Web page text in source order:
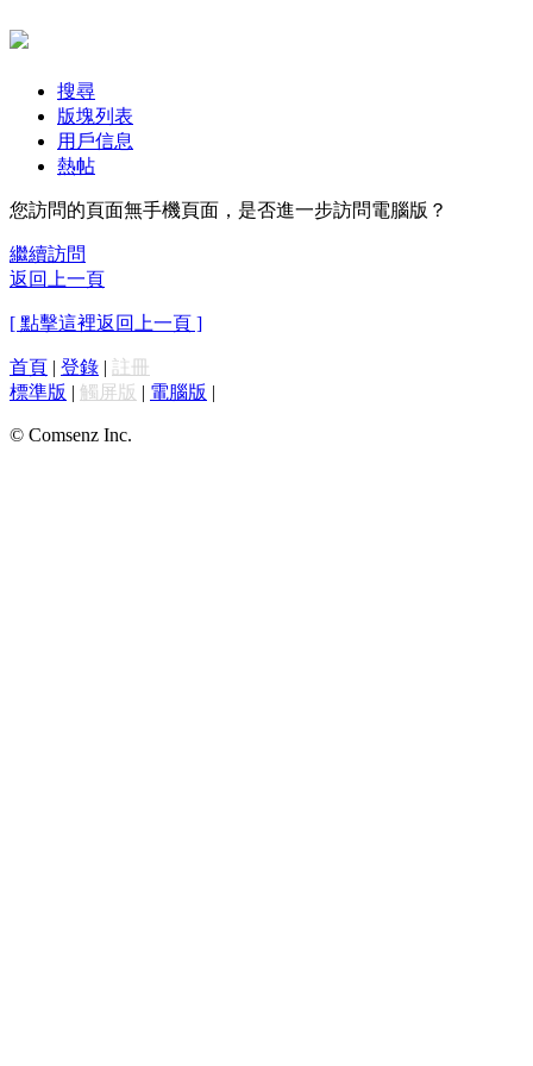
搜尋
版塊列表
用戶信息
熱帖
您訪問的頁面無手機頁面，是否進一步訪問電腦版？
繼續訪問
返回上一頁
[ 點擊這裡返回上一頁 ]
首頁 | 登錄 | 註冊
標準版 | 觸屏版 | 電腦版 |
© Comsenz Inc.